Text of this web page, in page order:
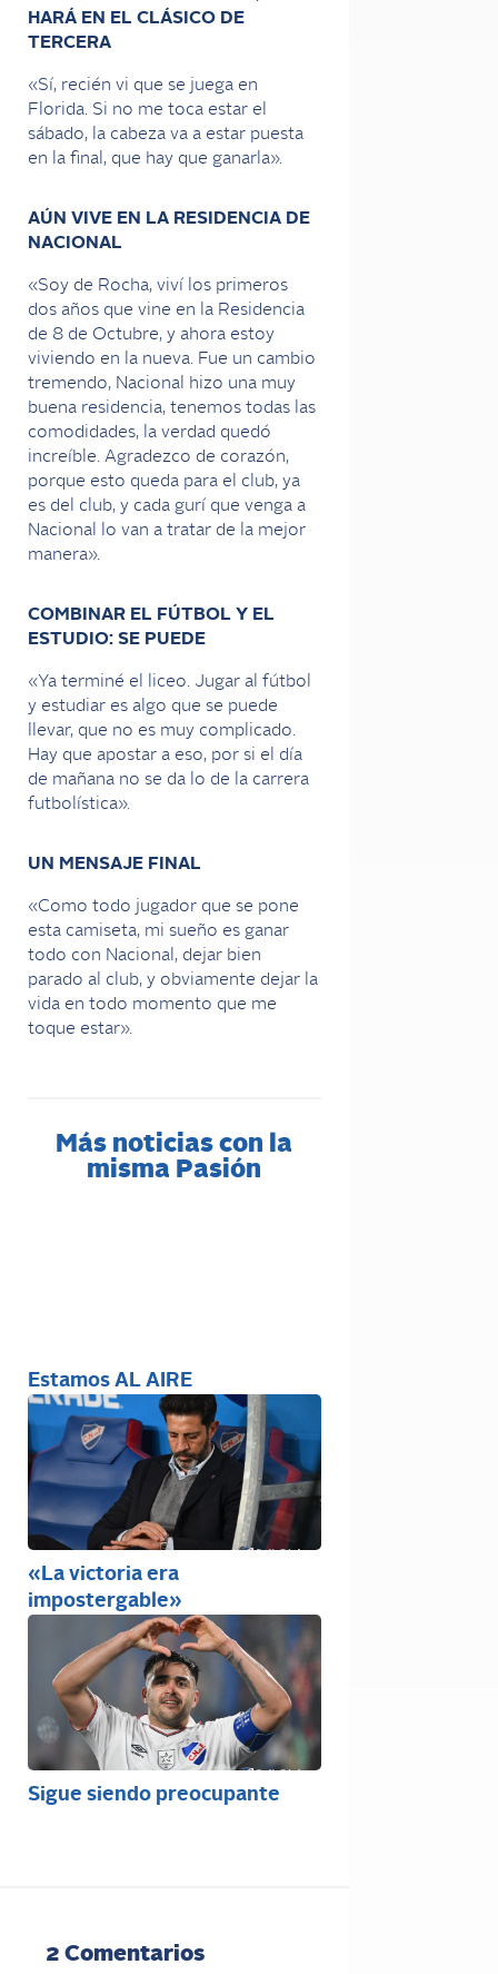
HARÁ EN EL CLÁSICO DE
TERCERA
«Sí, recién vi que se juega en
Florida. Si no me toca estar el
sábado, la cabeza va a estar puesta
en la final, que hay que ganarla».
AÚN VIVE EN LA RESIDENCIA DE
NACIONAL
«Soy de Rocha, viví los primeros
dos años que vine en la Residencia
de 8 de Octubre, y ahora estoy
viviendo en la nueva. Fue un cambio
tremendo, Nacional hizo una muy
buena residencia, tenemos todas las
comodidades, la verdad quedó
increíble. Agradezco de corazón,
porque esto queda para el club, ya
es del club, y cada gurí que venga a
Nacional lo van a tratar de la mejor
manera».
COMBINAR EL FÚTBOL Y EL
ESTUDIO: SE PUEDE
«Ya terminé el liceo. Jugar al fútbol
y estudiar es algo que se puede
llevar, que no es muy complicado.
Hay que apostar a eso, por si el día
de mañana no se da lo de la carrera
futbolística».
UN MENSAJE FINAL
«Como todo jugador que se pone
esta camiseta, mi sueño es ganar
todo con Nacional, dejar bien
parado al club, y obviamente dejar la
vida en todo momento que me
toque estar».
Más noticias con la
misma Pasión
Estamos AL AIRE
«La victoria era
impostergable»
Sigue siendo preocupante
2 Comentarios